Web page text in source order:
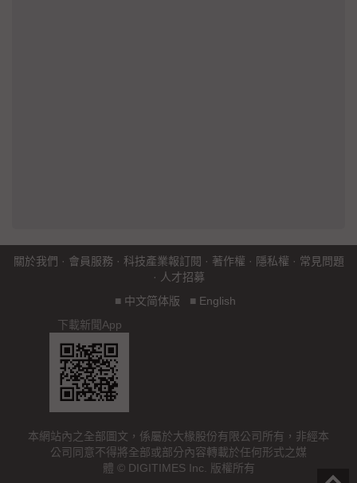
關於我們 · 會員服務 · 科技產業報訂閱 · 著作權 · 隱私權 · 常見問題
· 人才招募
■ 中文简体版 ■ English
下載新聞App
本網站內之全部圖文，係屬於大椽股份有限公司所有，非經本
公司同意不得將全部或部分內容轉載於任何形式之媒
體 © DIGITIMES Inc. 版權所有